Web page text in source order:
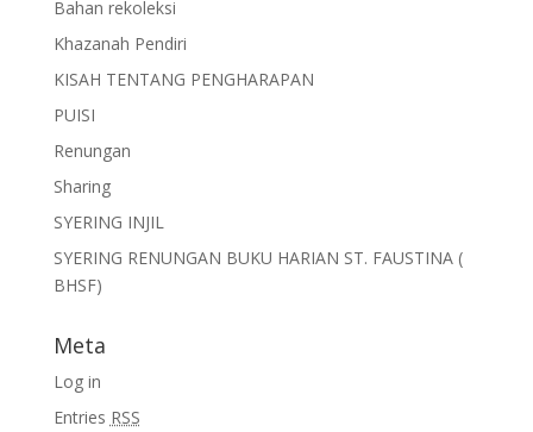
Bahan rekoleksi
Khazanah Pendiri
KISAH TENTANG PENGHARAPAN
PUISI
Renungan
Sharing
SYERING INJIL
SYERING RENUNGAN BUKU HARIAN ST. FAUSTINA (
BHSF)
Meta
Log in
Entries RSS